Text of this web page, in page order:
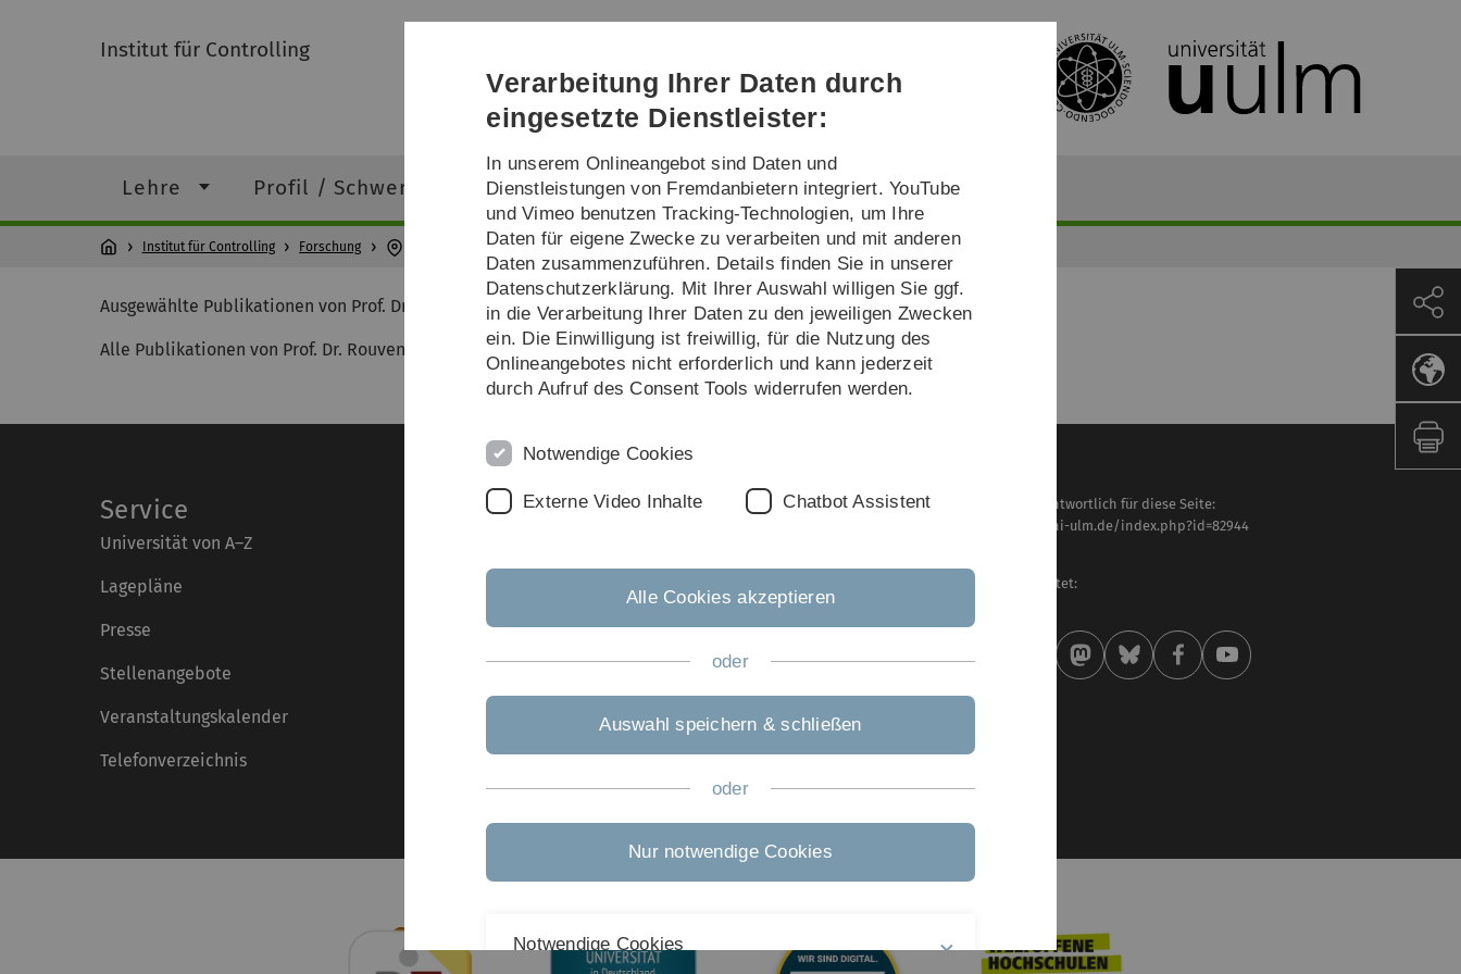
Direkt
Direkt
Direkt
(Sprache,
Drucken,
Social
Direkt
Direkt
Institut für Controlling
Lehre Profil / Schwerpunktfach Institut Forschung
Institut für Controlling Forschung Publikationen
Ausgewählte Publikationen von Prof. Dr. Paul Wentges finden Siehier.
Alle Publikationen von Prof. Dr. Rouven Trapp finden Siehier.
Service
Universität von A–Z
Lagepläne
Presse
Stellenangebote
Veranstaltungskalender
Telefonverzeichnis
Rechtliche Hinweise
Barrierefreiheit
Leichte Sprache
Inhaltlich verantwortlich für diese Seite:
https://www.uni-ulm.de/index.php?id=82944
Zuletzt bearbeitet:
Verarbeitung Ihrer Daten durch
eingesetzte Dienstleister:
In unserem Onlineangebot sind Daten und
Dienstleistungen von Fremdanbietern integriert. YouTube
und Vimeo benutzen Tracking-Technologien, um Ihre
Daten für eigene Zwecke zu verarbeiten und mit anderen
Daten zusammenzuführen. Details finden Sie in unserer
Datenschutzerklärung. Mit Ihrer Auswahl willigen Sie ggf.
in die Verarbeitung Ihrer Daten zu den jeweiligen Zwecken
ein. Die Einwilligung ist freiwillig, für die Nutzung des
Onlineangebotes nicht erforderlich und kann jederzeit
durch Aufruf des Consent Tools widerrufen werden.
Notwendige Cookies
Externe Video Inhalte Chatbot Assistent
Alle Cookies akzeptieren
oder
Auswahl speichern & schließen
oder
Nur notwendige Cookies
Notwendige Cookies